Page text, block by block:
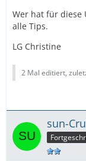
Wer hat für diese
alle Tips.
LG Christine
2 Mal editiert,
sun-